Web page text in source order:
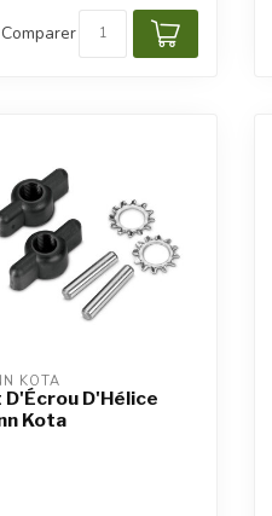
Comparer
KOTA
D'Écrou D'Hélice
Kota